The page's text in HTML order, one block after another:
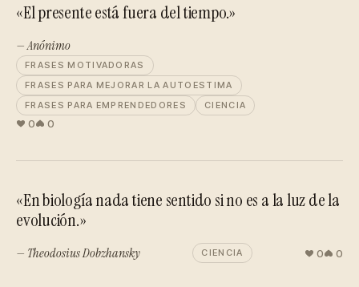
«El presente está fuera del tiempo.»
— Anónimo
FRASES MOTIVADORAS
FRASES PARA MEJORAR LA AUTOESTIMA
FRASES PARA EMPRENDEDORES
CIENCIA
0 0
«En biología nada tiene sentido si no es a la luz de la
evolución.»
— Theodosius Dobzhansky CIENCIA 0 0